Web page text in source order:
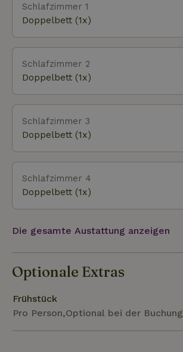
Schlafzimmer 1
Doppelbett (1x)
Schlafzimmer 2
Doppelbett (1x)
Schlafzimmer 3
Doppelbett (1x)
Schlafzimmer 4
Doppelbett (1x)
Die gesamte Austattung anzeigen
Optionale Extras
Frühstück
Pro Person,Optional bei der Buchung